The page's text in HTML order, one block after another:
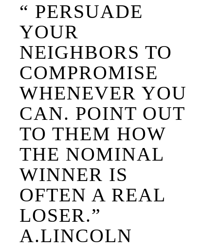
“ PERSUADE
YOUR
NEIGHBORS TO
COMPROMISE
WHENEVER YOU
CAN. POINT OUT
TO THEM HOW
THE NOMINAL
WINNER IS
OFTEN A REAL
LOSER.”
A.LINCOLN